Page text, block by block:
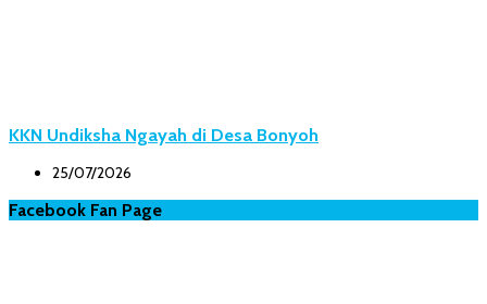
KKN Undiksha Ngayah di Desa Bonyoh
25/07/2026
Facebook Fan Page